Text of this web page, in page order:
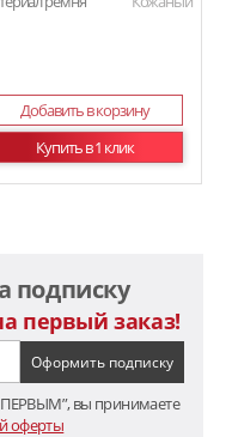
Добавить в корзину
Купить в 1 клик
подписку
первый заказ!
вы принимаете
оферты